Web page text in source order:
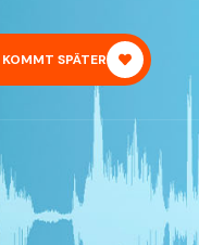
KOMMT SPÄTER